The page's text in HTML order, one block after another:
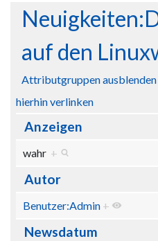
Wechseln zu: Navigation Suche
auf den
Attributgruppen ausblenden
hierhin verlinken
Anzeigen
wahr +
Autor
Benutzer:Admin +
Newsdatum